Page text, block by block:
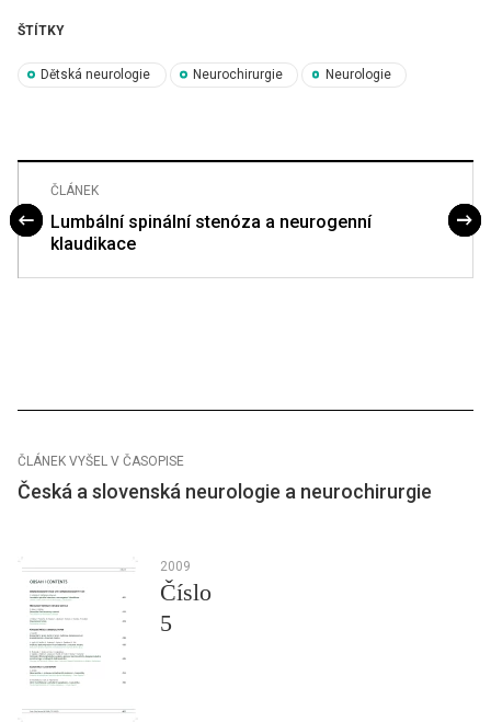
ŠTÍTKY
Dětská neurologie Neurochirurgie Neurologie
ČLÁNEK
Lumbální spinální stenóza a neurogenní
klaudikace
ČLÁNEK VYŠEL V ČASOPISE
Česká a slovenská neurologie a neurochirurgie
2009
Číslo
5